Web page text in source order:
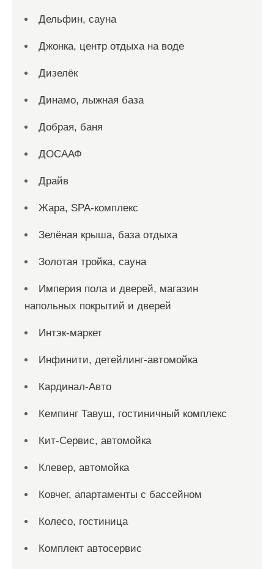
Дельфин, сауна
Джонка, центр отдыха на воде
Дизелёк
Динамо, лыжная база
Добрая, баня
ДОСААФ
Драйв
Жара, SPA-комплекс
Зелёная крыша, база отдыха
Золотая тройка, сауна
Империя пола и дверей, магазин
напольных покрытий и дверей
Интэк-маркет
Инфинити, детейлинг-автомойка
Кардинал-Авто
Кемпинг Тавуш, гостиничный комплекс
Кит-Сервис, автомойка
Клевер, автомойка
Ковчег, апартаменты с бассейном
Колесо, гостиница
Комплект автосервис